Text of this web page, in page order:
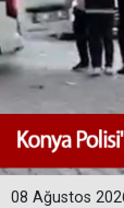
08 Ağustos